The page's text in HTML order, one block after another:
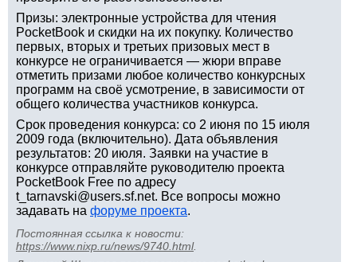
Призы: электронные устройства для чтения
PocketBook и скидки на их покупку. Количество
первых, вторых и третьих призовых мест в
конкурсе не ограничивается — жюри вправе
отметить призами любое количество конкурсных
программ на своё усмотрение, в зависимости от
общего количества участников конкурса.
Срок проведения конкурса: со 2 июня по 15 июля
2009 года (включительно). Дата объявления
результатов: 20 июля. Заявки на участие в
конкурсе отправляйте руководителю проекта
PocketBook Free по адресу
t_tarnavski@users.sf.net. Все вопросы можно
задавать на форуме проекта.
Постоянная ссылка к новости:
https://www.nixp.ru/news/9740.html.